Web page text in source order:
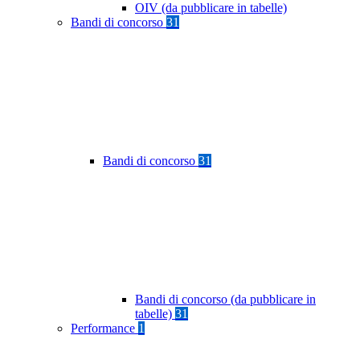
OIV (da pubblicare in tabelle)
Bandi di concorso 31
Bandi di concorso 31
Bandi di concorso (da pubblicare in
tabelle) 31
Performance 1